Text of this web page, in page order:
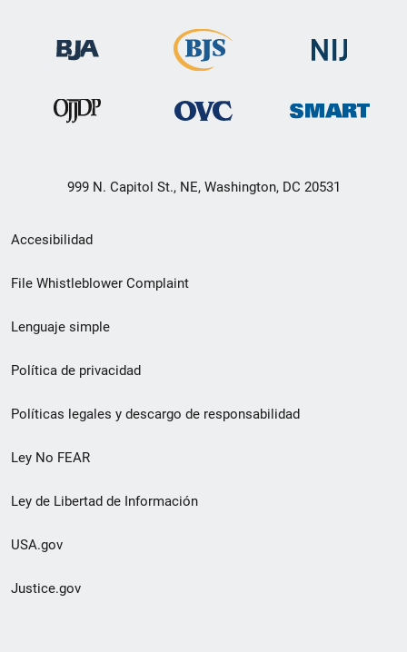
999 N. Capitol St., NE, Washington, DC 20531
Menú
de
de
pie
de
página
Accesibilidad
File Whistleblower Complaint
Lenguaje simple
Política de privacidad
Políticas legales y descargo de responsabilidad
Ley No FEAR
Ley de Libertad de Información
USA.gov
Justice.gov